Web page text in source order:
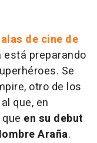
de cine de
está preparando
Se
, otro de los
que, en
en su debut
Araña.